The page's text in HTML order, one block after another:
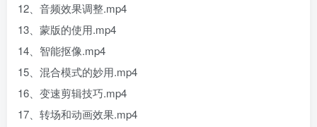
12、音频效果调整.mp4
13、蒙版的使用.mp4
14、智能抠像.mp4
15、混合模式的妙用.mp4
16、变速剪辑技巧.mp4
17、转场和动画效果.mp4